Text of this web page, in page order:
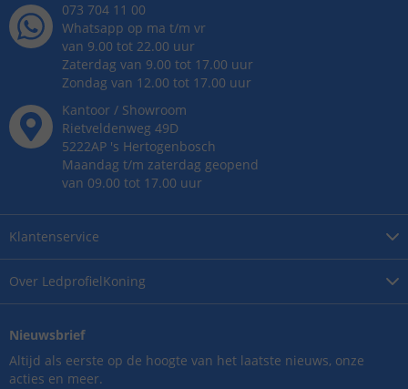
Over LedprofielKoning
Klantenservice
073 704 11 00
Whatsapp op ma t/m vr
van 9.00 tot 22.00 uur
Zaterdag van 9.00 tot 17.00 uur
Zondag van 12.00 tot 17.00 uur
Kantoor / Showroom
Rietveldenweg 49D
5222AP 's Hertogenbosch
Maandag t/m zaterdag geopend
van 09.00 tot 17.00 uur
Nieuwsbrief
Altijd als eerste op de hoogte van het laatste nieuws, onze
acties en meer.